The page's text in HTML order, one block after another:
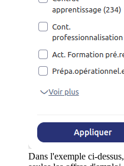
Dans l'exemple ci-